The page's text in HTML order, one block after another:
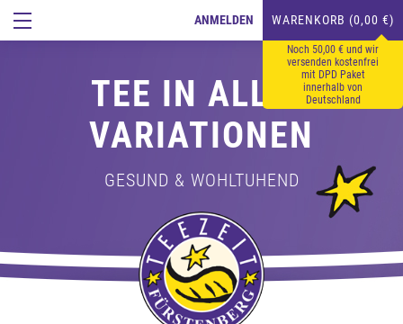
ANMELDEN WARENKORB (0,00 €)
Noch 50,00 € und wir
versenden kostenfrei
mit DPD Paket
innerhalb von
Deutschland
TEE IN ALLEN
VARIATIONEN
GESUND & WOHLTUHEND